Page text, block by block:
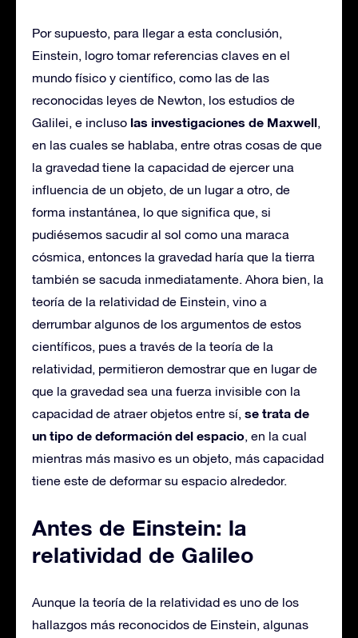
Por supuesto, para llegar a esta conclusión,
Einstein, logro tomar referencias claves en el
mundo físico y científico, como las de las
reconocidas leyes de Newton, los estudios de
Galilei, e incluso las investigaciones de Maxwell,
en las cuales se hablaba, entre otras cosas de que
la gravedad tiene la capacidad de ejercer una
influencia de un objeto, de un lugar a otro, de
forma instantánea, lo que significa que, si
pudiésemos sacudir al sol como una maraca
cósmica, entonces la gravedad haría que la tierra
también se sacuda inmediatamente. Ahora bien, la
teoría de la relatividad de Einstein, vino a
derrumbar algunos de los argumentos de estos
científicos, pues a través de la teoría de la
relatividad, permitieron demostrar que en lugar de
que la gravedad sea una fuerza invisible con la
capacidad de atraer objetos entre sí, se trata de
un tipo de deformación del espacio, en la cual
mientras más masivo es un objeto, más capacidad
tiene este de deformar su espacio alrededor.
Antes de Einstein: la
relatividad de Galileo
Aunque la teoría de la relatividad es uno de los
hallazgos más reconocidos de Einstein, algunas